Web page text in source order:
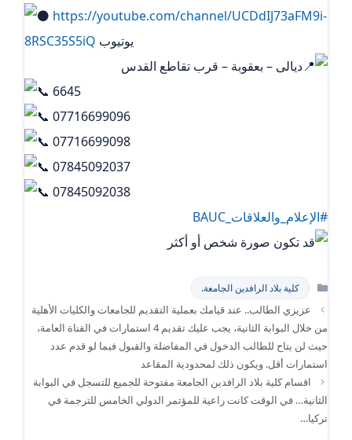
https://youtube.com/channel/UCDdIJ73aFM9i-
8RSC35S5iQ يوتيوب
ديالى – بعقوبة – قرب تقاطع القدس
6645
07716699096
07716699098
07845092037
07845092038
#الإعلام_والعلاقات_BAUC
التصنيفات
كلية بلاد الرافدين الجامعة.
عزيزي الطالب.. عند قيامك بعملية التقديم للجامعات والكليات الأهلية
من خلال البوابة الثانية، يجب عليك تقديم 4 استمارات في القناة العامة،
حيث لن يتاح للطالب الدخول في المفاضلة والقبول فيما لو قدم عدد
استمارات أقل. ويكون ذلك لمحدودية المقاعد
اقسام كلية بلاد الرافدين الجامعة مفتوحة للجميع للتسجل في البوابة
الثانية… في الوقت كانت راعية للمؤتمر الدولي الخامس للترجمة في
تركيا…